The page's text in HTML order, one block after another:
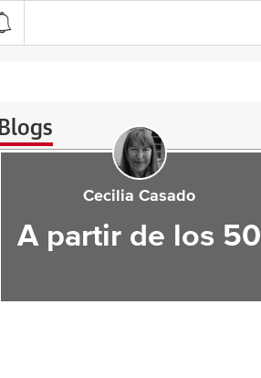
Blogs
Cecilia Casado
A partir de los 50